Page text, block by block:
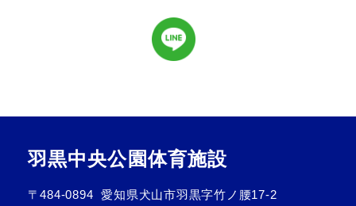
羽黒中央公園体育施設
〒484-0894
愛知県犬山市羽黒字竹ノ腰17-2